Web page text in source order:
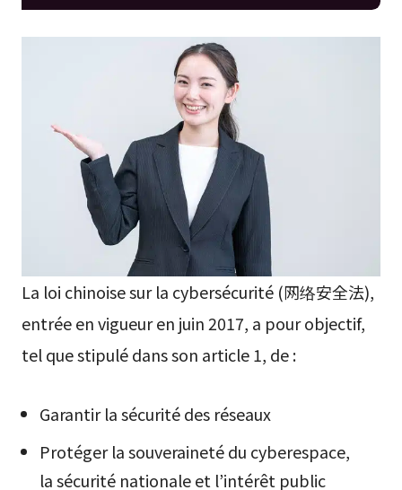
La loi chinoise sur la cybersécurité (网络安全法),
entrée en vigueur en juin 2017, a pour objectif,
tel que stipulé dans son article 1, de :
Garantir la sécurité des réseaux
Protéger la souveraineté du cyberespace,
la sécurité nationale et l’intérêt public